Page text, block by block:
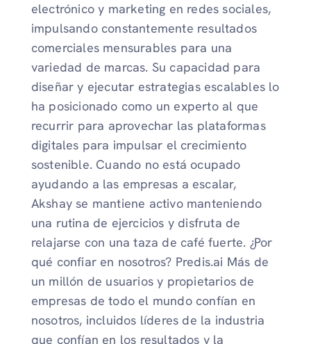
electrónico y marketing en redes sociales,
impulsando constantemente resultados
comerciales mensurables para una
variedad de marcas. Su capacidad para
diseñar y ejecutar estrategias escalables lo
ha posicionado como un experto al que
recurrir para aprovechar las plataformas
digitales para impulsar el crecimiento
sostenible. Cuando no está ocupado
ayudando a las empresas a escalar,
Akshay se mantiene activo manteniendo
una rutina de ejercicios y disfruta de
relajarse con una taza de café fuerte. ¿Por
qué confiar en nosotros? Predis.ai Más de
un millón de usuarios y propietarios de
empresas de todo el mundo confían en
nosotros, incluidos líderes de la industria
que confían en los resultados y la